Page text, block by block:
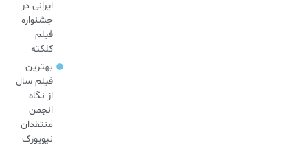
ایرانی در
جشنواره
فیلم
کلکته
بهترین
فیلم سال
از نگاه
انجمن
منتقدان
نیویورک